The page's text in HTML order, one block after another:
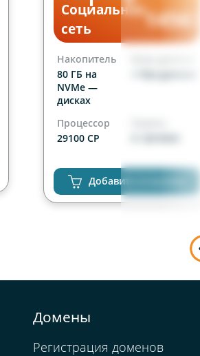
Социальная
сеть
1456
Накопитель
80 ГБ на
NVMe —
дисках
Процессор
29100 CP
неограниченно
Добавить в корзину
Домены
Регистрация доменов